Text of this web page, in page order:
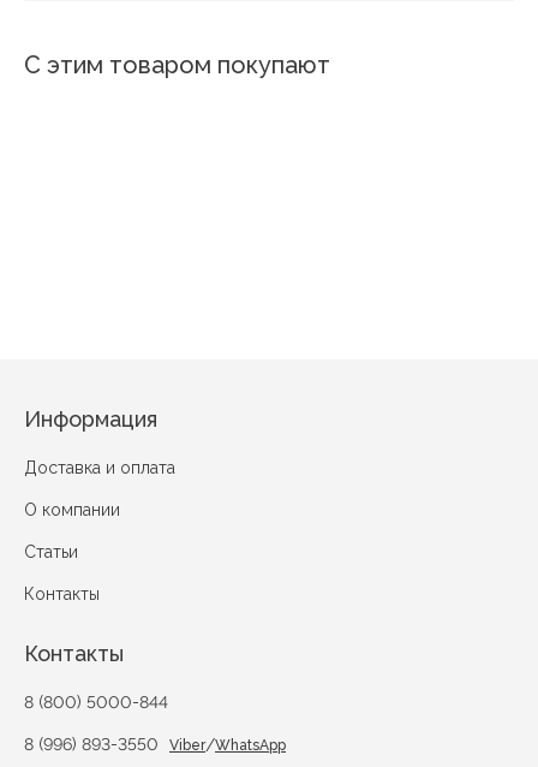
С этим товаром покупают
Информация
Доставка и оплата
О компании
Статьи
Контакты
Контакты
8 (800) 5000-844
8 (996) 893-3550 Viber/WhatsApp